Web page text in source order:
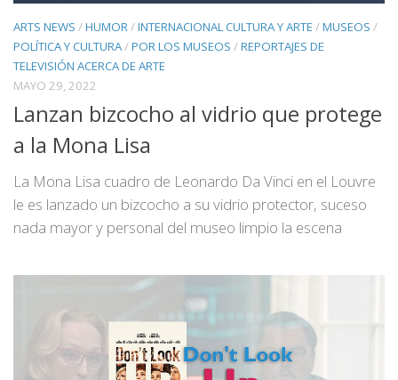
ARTS NEWS /HUMOR/INTERNACIONAL CULTURA Y ARTE /MUSEOS /
POLÍTICA Y CULTURA/POR LOS MUSEOS /REPORTAJES DE
TELEVISIÓN ACERCA DE ARTE
MAYO 29, 2022
Lanzan bizcocho al vidrio que protege
a la Mona Lisa
La Mona Lisa cuadro de Leonardo Da Vinci en el Louvre
le es lanzado un bizcocho a su vidrio protector, suceso
nada mayor y personal del museo limpio la escena